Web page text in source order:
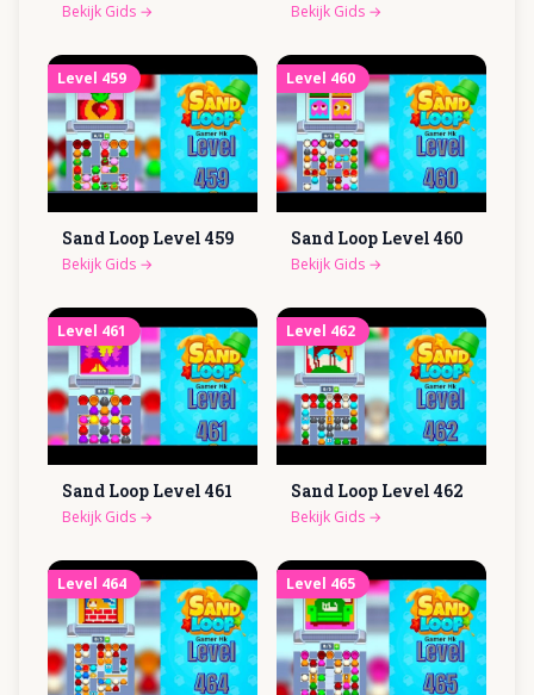
Bekijk Gids → Bekijk Gids →
Level 459
Sand Loop Level 459
Bekijk Gids →
Level 460
Sand Loop Level 460
Bekijk Gids →
Level 461
Sand Loop Level 461
Bekijk Gids →
Level 462
Sand Loop Level 462
Bekijk Gids →
Level 464 Level 465